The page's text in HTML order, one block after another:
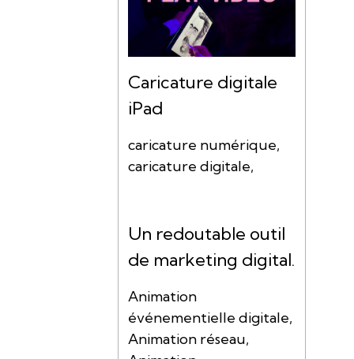
Caricature digitale
iPad
caricature numérique,
caricature digitale,
Un redoutable outil
de marketing digital.
Animation
événementielle digitale,
Animation réseau,